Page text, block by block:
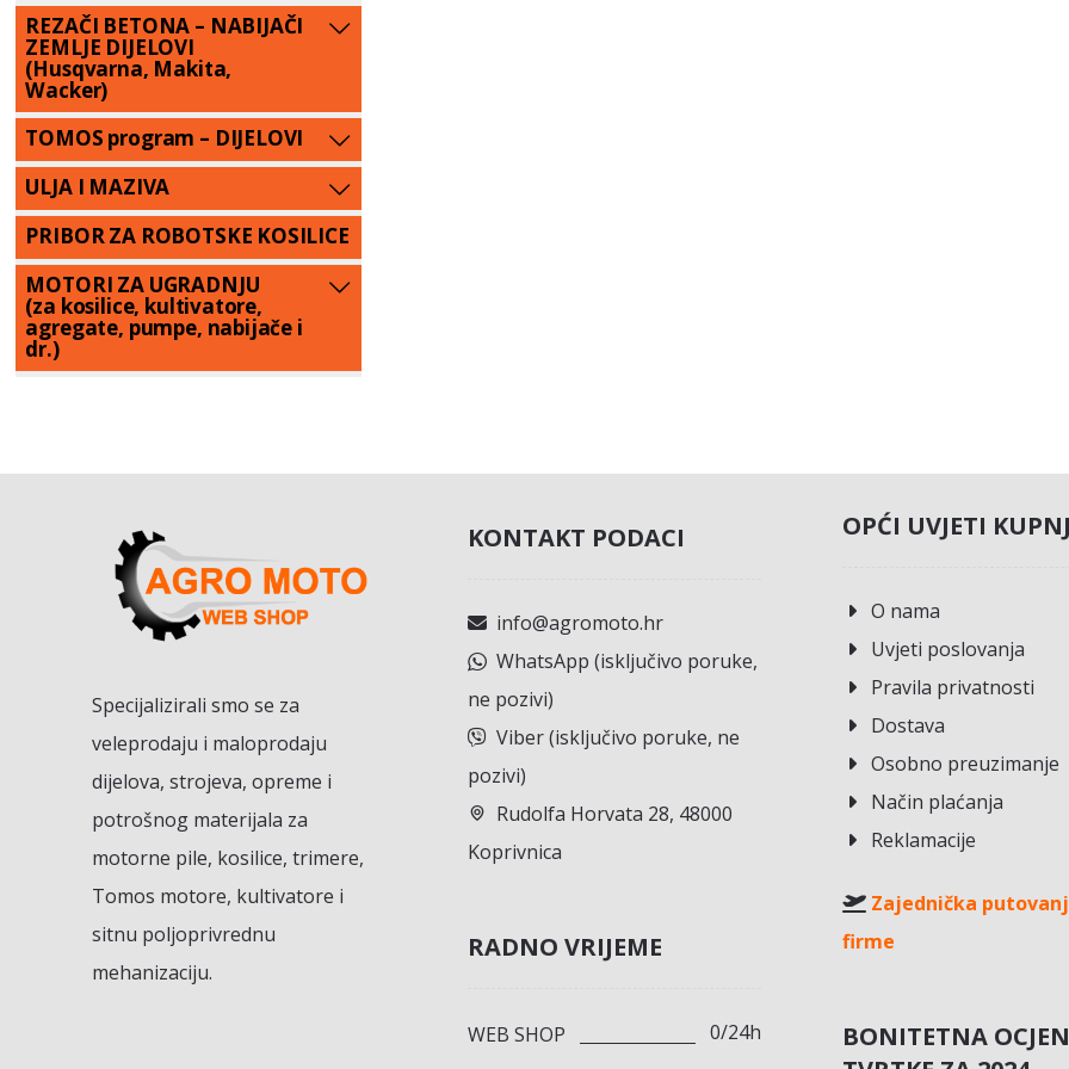
REZAČI BETONA – NABIJAČI
ZEMLJE DIJELOVI
(Husqvarna, Makita,
Wacker)
TOMOS program – DIJELOVI
ULJA I MAZIVA
PRIBOR ZA ROBOTSKE KOSILICE
MOTORI ZA UGRADNJU
(za kosilice, kultivatore,
agregate, pumpe, nabijače i
dr.)
Specijalizirali smo se za
veleprodaju i maloprodaju
dijelova, strojeva, opreme i
potrošnog materijala za
motorne pile, kosilice, trimere,
Tomos motore, kultivatore i
sitnu poljoprivrednu
mehanizaciju.
KONTAKT PODACI
info@agromoto.hr
WhatsApp (isključivo poruke,
ne pozivi)
Viber (isključivo poruke, ne
pozivi)
Rudolfa Horvata 28, 48000
Koprivnica
RADNO VRIJEME
WEB SHOP 0/24h
OPĆI UVJETI
O nama
Uvjeti poslovanja
Pravila privatnosti
Dostava
Osobno preuzimanje
Način plaćanja
Reklamacije
Zajednička
firme
BONITETNA